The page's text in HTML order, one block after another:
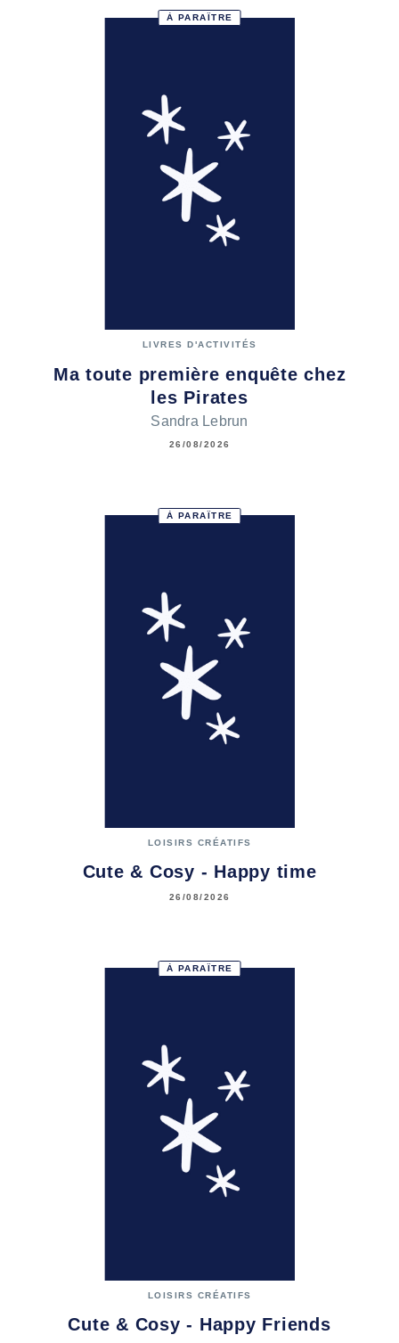
À PARAÎTRE
LIVRES D'ACTIVITÉS
Ma toute première enquête chez
les Pirates
Sandra Lebrun
26/08/2026
À PARAÎTRE
LOISIRS CRÉATIFS
Cute & Cosy - Happy time
26/08/2026
À PARAÎTRE
LOISIRS CRÉATIFS
Cute & Cosy - Happy Friends